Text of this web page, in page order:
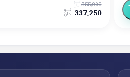
355,000
337,250